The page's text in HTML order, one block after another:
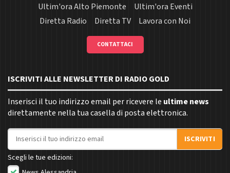
Ultim'ora Alto Piemonte
Ultim'ora Eventi
Diretta Radio
Diretta TV Lavora con Noi
CONTATTACI
ISCRIVITI ALLE NEWSLETTER DI RADIO GOLD
Inserisci il tuo indirizzo email per ricevere le ultime news
direttamente nella tua casella di posta elettronica.
Indirizzo email
ISCRIVITI
Scegli le tue edizioni: